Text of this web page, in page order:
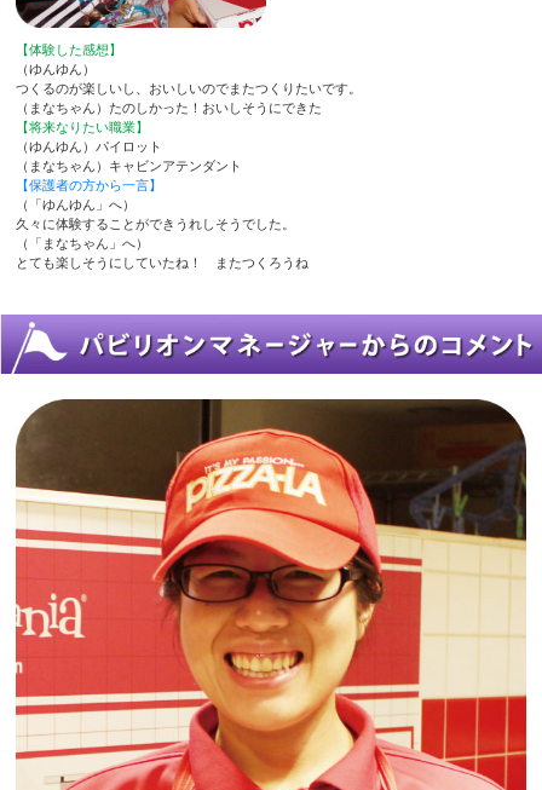
【体験した感想】
（ゆんゆん）
つくるのが楽しいし、おいしいのでまたつくりたいです。
（まなちゃん）たのしかった！おいしそうにできた
【将来なりたい職業】
（ゆんゆん）パイロット
（まなちゃん）キャビンアテンダント
【保護者の方から一言】
（「ゆんゆん」へ）
久々に体験することができうれしそうでした。
（「まなちゃん」へ）
とても楽しそうにしていたね！ またつくろうね